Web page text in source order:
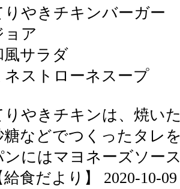
りやきチキンバーガー
ョア
風サラダ
ネストローネスープ
りやきチキンは、焼い
糖などでつくったタレ
ンにはマヨネーズソー
給食だより】 2020-10-